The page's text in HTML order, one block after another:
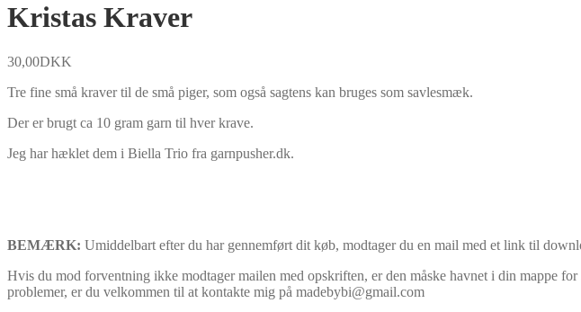
Kristas Kraver
30,00DKK
Tre fine små kraver til de små piger, som også sagtens kan bruges som savlesmæk.
Der er brugt ca 10 gram garn til hver krave.
Jeg har hæklet dem i Biella Trio fra garnpusher.dk.
BEMÆRK: Umiddelbart efter du har gennemført dit køb, modtager du en mail med et link til
Hvis du mod forventning ikke modtager mailen med opskriften, er den måske havnet i din mappe
problemer, er du velkommen til at kontakte mig på madebybi@gmail.com